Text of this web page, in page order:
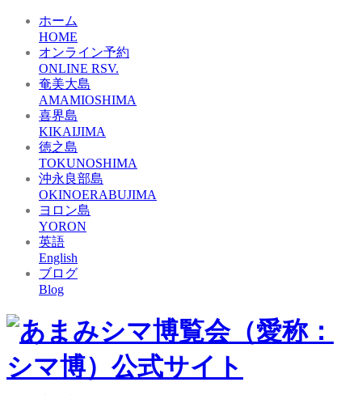
ホーム
HOME
オンライン予約
ONLINE RSV.
奄美大島
AMAMIOSHIMA
喜界島
KIKAIJIMA
徳之島
TOKUNOSHIMA
沖永良部島
OKINOERABUJIMA
ヨロン島
YORON
英語
English
ブログ
Blog